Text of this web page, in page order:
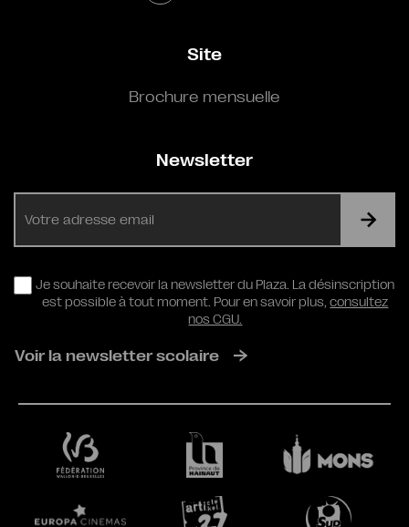
Site
Brochure mensuelle
Newsletter
RGPD
Je souhaite recevoir la newsletter du Plaza. La désinscription
est possible à tout moment. Pour en savoir plus,consultez
nos CGU.
Voir la newsletter scolaire